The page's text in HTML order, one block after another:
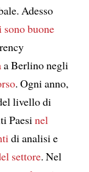
Adesso
sono buone
a Berlino negli
. Ogni anno,
livello di
Paesi nel
di analisi e
settore. Nel